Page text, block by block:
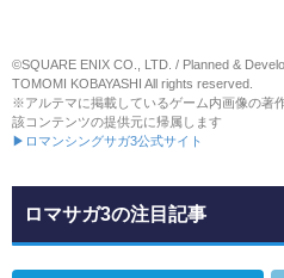
©SQUARE ENIX CO., LTD. / Planned &
TOMOMI KOBAYASHI All rights reserved.
※アルテマに掲載しているゲーム内画像の著
該コンテンツの提供元に帰属します
▶ロマンシングサガ3公式サイト
ロマサガ3の注目記事